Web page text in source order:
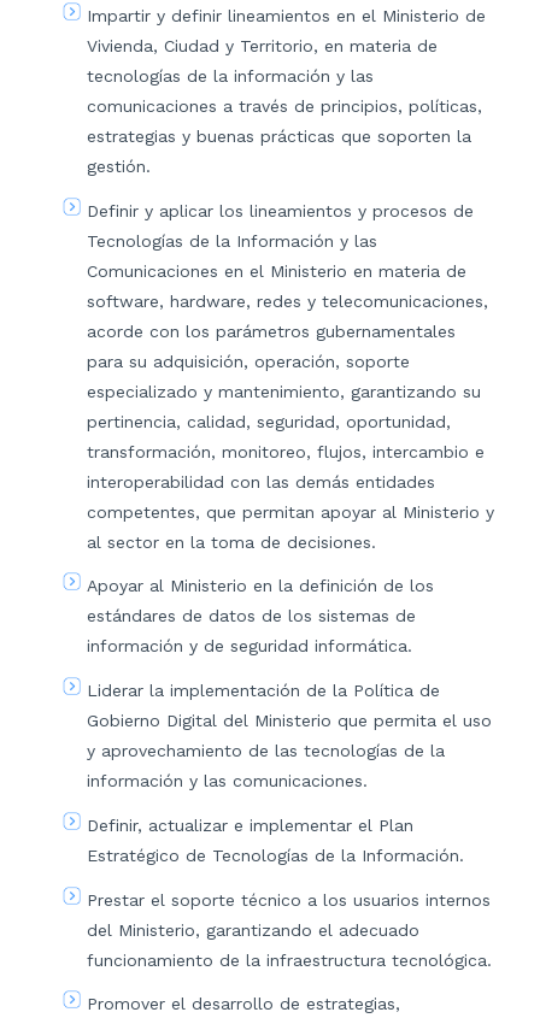
Impartir y definir lineamientos en el Ministerio de
Vivienda, Ciudad y Territorio, en materia de
tecnologías de la información y las
comunicaciones a través de principios, políticas,
estrategias y buenas prácticas que soporten la
gestión.
Definir y aplicar los lineamientos y procesos de
Tecnologías de la Información y las
Comunicaciones en el Ministerio en materia de
software, hardware, redes y telecomunicaciones,
acorde con los parámetros gubernamentales
para su adquisición, operación, soporte
especializado y mantenimiento, garantizando su
pertinencia, calidad, seguridad, oportunidad,
transformación, monitoreo, flujos, intercambio e
interoperabilidad con las demás entidades
competentes, que permitan apoyar al Ministerio y
al sector en la toma de decisiones.
Apoyar al Ministerio en la definición de los
estándares de datos de los sistemas de
información y de seguridad informática.
Liderar la implementación de la Política de
Gobierno Digital del Ministerio que permita el uso
y aprovechamiento de las tecnologías de la
información y las comunicaciones.
Definir, actualizar e implementar el Plan
Estratégico de Tecnologías de la Información.
Prestar el soporte técnico a los usuarios internos
del Ministerio, garantizando el adecuado
funcionamiento de la infraestructura tecnológica.
Promover el desarrollo de estrategias,